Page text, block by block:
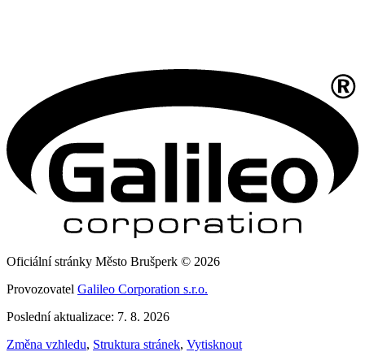
Oficiální stránky Město Brušperk © 2026
Provozovatel Galileo Corporation s.r.o.
Poslední aktualizace: 7. 8. 2026
Změna vzhledu, Struktura stránek, Vytisknout